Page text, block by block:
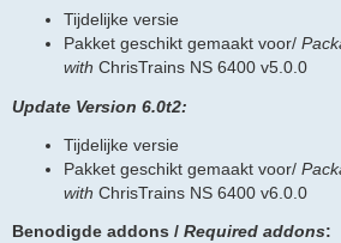
Tijdelijke versie
Pakket geschikt gemaakt voor/
with ChrisTrains NS 6400 v5.0.0
Update Version 6.0t2:
Tijdelijke versie
Pakket geschikt gemaakt voor/
with ChrisTrains NS 6400 v6.0.0
Benodigde addons / Required addons: